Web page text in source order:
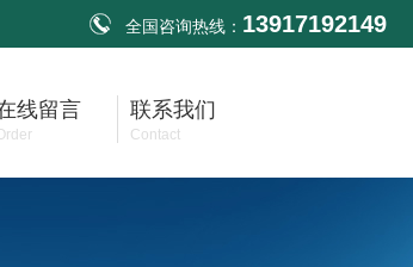
全国咨询热线： 13917192149
线留言 联系我们
Contact